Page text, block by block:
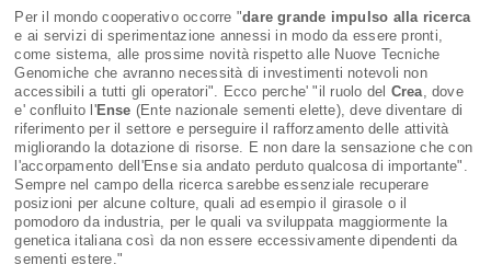
Per il mondo cooperativo occorre "dare grande impulso alla ricerca
e ai servizi di sperimentazione annessi in modo da essere pronti,
come sistema, alle prossime novità rispetto alle Nuove Tecniche
Genomiche che avranno necessità di investimenti notevoli non
accessibili a tutti gli operatori". Ecco perche' "il ruolo del Crea , dove
e' confluito l'Ense (Ente nazionale sementi elette), deve diventare di
riferimento per il settore e perseguire il rafforzamento delle attività
migliorando la dotazione di risorse. E non dare la sensazione che con
l'accorpamento dell'Ense sia andato perduto qualcosa di importante".
Sempre nel campo della ricerca sarebbe essenziale recuperare
posizioni per alcune colture, quali ad esempio il girasole o il
pomodoro da industria, per le quali va sviluppata maggiormente la
genetica italiana così da non essere eccessivamente dipendenti da
sementi estere."